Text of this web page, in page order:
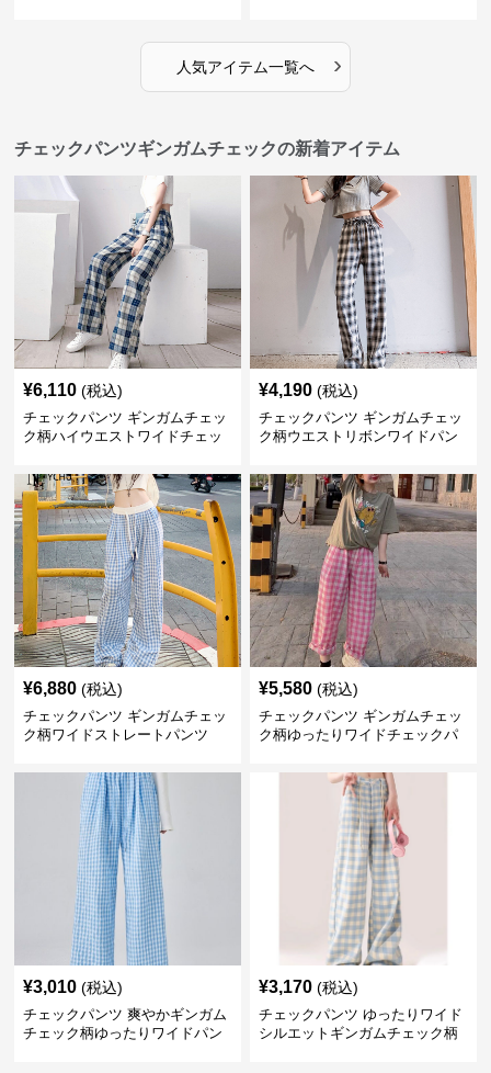
人気アイテム一覧へ ›
チェックパンツギンガムチェックの新着アイテム
¥6,110 (税込)
チェックパンツ ギンガムチェッ
ク柄ハイウエストワイドチェッ
¥4,190 (税込)
チェックパンツ ギンガムチェッ
ク柄ウエストリボンワイドパン
¥6,880 (税込)
チェックパンツ ギンガムチェッ
ク柄ワイドストレートパンツ
¥5,580 (税込)
チェックパンツ ギンガムチェッ
ク柄ゆったりワイドチェックパ
¥3,010 (税込)
チェックパンツ 爽やかギンガム
チェック柄ゆったりワイドパン
¥3,170 (税込)
チェックパンツ ゆったりワイド
シルエットギンガムチェック柄